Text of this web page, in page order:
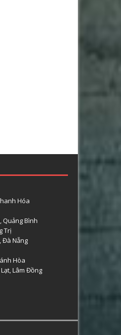
Hóa
Quảng Bình
Trị
Đà Nẵng
Hòa
Lâm Đồng